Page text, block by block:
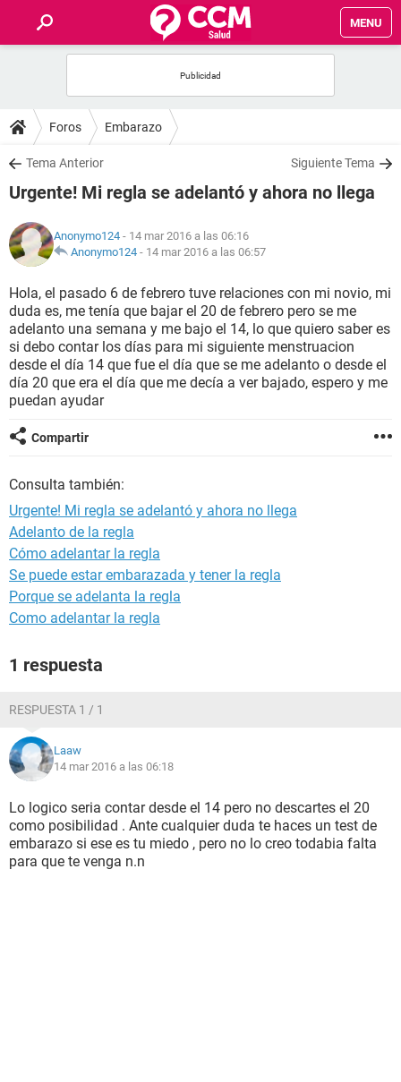
MENU
FOROS
SALUD
FAMILIA
NUTRICIÓN
BIENESTAR
SEXUALIDAD
GLOSARIO
Foros Embarazo
Tema Anterior Siguiente Tema
Urgente! Mi regla se adelantó y ahora no llega
Anonymo124 - 14 mar 2016 a las 06:16
Anonymo124 - 14 mar 2016 a las 06:57
Hola, el pasado 6 de febrero tuve relaciones con mi novio, mi
duda es, me tenía que bajar el 20 de febrero pero se me
adelanto una semana y me bajo el 14, lo que quiero saber es
si debo contar los días para mi siguiente menstruacion
desde el día 14 que fue el día que se me adelanto o desde el
día 20 que era el día que me decía a ver bajado, espero y me
puedan ayudar
Compartir
Consulta también:
Urgente! Mi regla se adelantó y ahora no llega
Adelanto de la regla
Cómo adelantar la regla
Se puede estar embarazada y tener la regla
Porque se adelanta la regla
Como adelantar la regla
1 respuesta
RESPUESTA 1 / 1
Laaw
14 mar 2016 a las 06:18
Lo logico seria contar desde el 14 pero no descartes el 20
como posibilidad . Ante cualquier duda te haces un test de
embarazo si ese es tu miedo , pero no lo creo todabia falta
para que te venga n.n